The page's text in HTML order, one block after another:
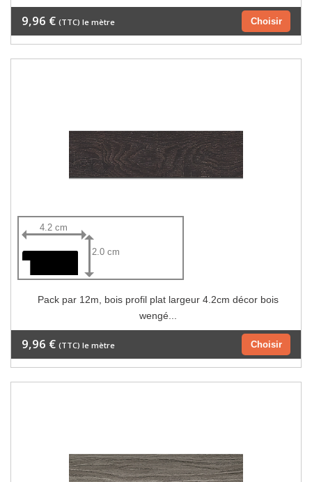
Choisir
9,96 € (TTC) le mètre
4.2 cm
2.0 cm
Pack par 12m, bois profil plat largeur 4.2cm décor bois
wengé...
Choisir
9,96 € (TTC) le mètre